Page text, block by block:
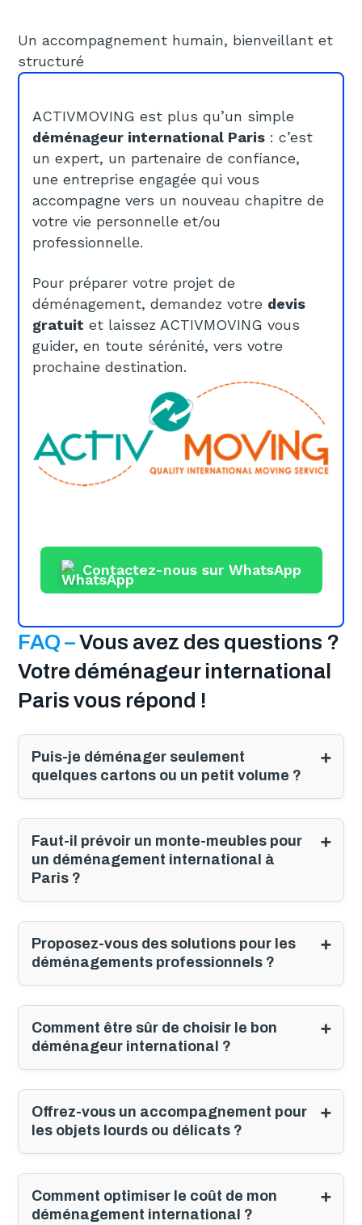
Un accompagnement humain, bienveillant et
structuré
ACTIVMOVING est plus qu’un simple
déménageur international Paris : c’est
un expert, un partenaire de confiance,
une entreprise engagée qui vous
accompagne vers un nouveau chapitre de
votre vie personnelle et/ou
professionnelle.
Pour préparer votre projet de
déménagement, demandez votre devis
gratuit et laissez ACTIVMOVING vous
guider, en toute sérénité, vers votre
prochaine destination.
Contactez-nous sur WhatsApp
FAQ –Vous avez des questions ?
Votre déménageur international
Paris vous répond !
Puis-je déménager seulement
quelques cartons ou un petit volume ?
Faut-il prévoir un monte-meubles pour
un déménagement international à
Paris ?
Proposez-vous des solutions pour les
déménagements professionnels ?
Comment être sûr de choisir le bon
déménageur international ?
Offrez-vous un accompagnement pour
les objets lourds ou délicats ?
Comment optimiser le coût de mon
déménagement international ?